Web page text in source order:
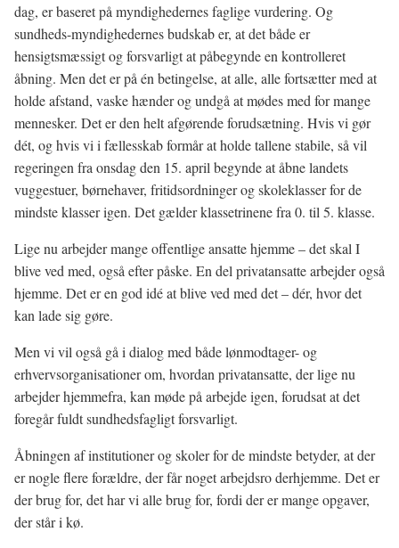
dag, er baseret på myndighedernes faglige vurdering. Og
sundheds-myndighedernes budskab er, at det både er
hensigtsmæssigt og forsvarligt at påbegynde en kontrolleret
åbning. Men det er på én betingelse, at alle, alle fortsætter med at
holde afstand, vaske hænder og undgå at mødes med for mange
mennesker. Det er den helt afgørende forudsætning. Hvis vi gør
dét, og hvis vi i fællesskab formår at holde tallene stabile, så vil
regeringen fra onsdag den 15. april begynde at åbne landets
vuggestuer, børnehaver, fritidsordninger og skoleklasser for de
mindste klasser igen. Det gælder klassetrinene fra 0. til 5. klasse.
Lige nu arbejder mange offentlige ansatte hjemme – det skal I
blive ved med, også efter påske. En del privatansatte arbejder også
hjemme. Det er en god idé at blive ved med det – dér, hvor det
kan lade sig gøre.
Men vi vil også gå i dialog med både lønmodtager- og
erhvervsorganisationer om, hvordan privatansatte, der lige nu
arbejder hjemmefra, kan møde på arbejde igen, forudsat at det
foregår fuldt sundhedsfagligt forsvarligt.
Åbningen af institutioner og skoler for de mindste betyder, at der
er nogle flere forældre, der får noget arbejdsro derhjemme. Det er
der brug for, det har vi alle brug for, fordi der er mange opgaver,
der står i kø.